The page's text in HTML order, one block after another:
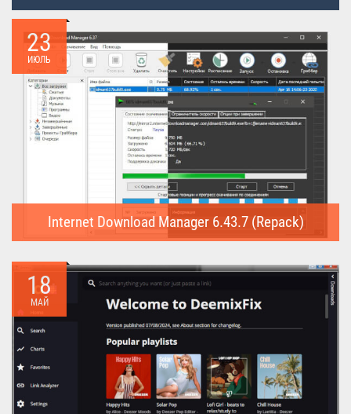
23
ИЮЛЬ
Internet Download Manager 6.43.7 (Repack)
предназначена для...
18
МАЙ